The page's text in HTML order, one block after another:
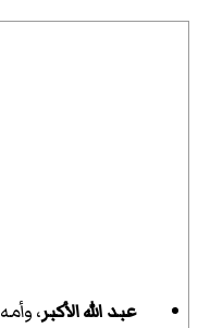
عبد الله الأكبر، وأمه